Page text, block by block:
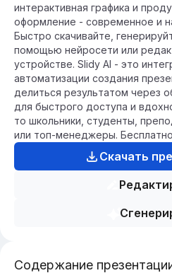
интерактивная графика и
оформление - современное и
Быстро скачивайте,
помощью нейросети или
устройстве. Slidy AI - это
автоматизации создания
делиться результатом через
для быстрого доступа и
то школьники, студенты,
или топ-менеджеры.
Скачать
Содержание